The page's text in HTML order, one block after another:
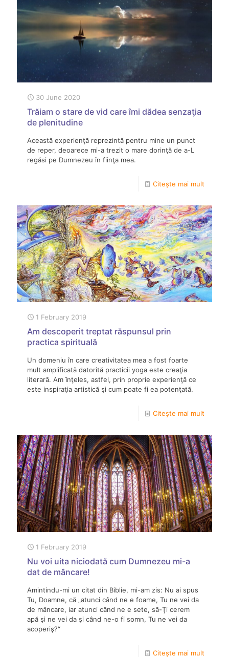
30 June 2020
Trăiam o stare de vid care îmi dădea senzaţia
de plenitudine
Această experienţă reprezintă pentru mine un punct
de reper, deoarece mi-a trezit o mare dorinţă de a-L
regăsi pe Dumnezeu în fiinţa mea.
Citește mai mult
1 February 2019
Am descoperit treptat răspunsul prin
practica spirituală
Un domeniu în care creativitatea mea a fost foarte
mult amplificată datorită practicii yoga este creaţia
literară. Am înţeles, astfel, prin proprie experienţă ce
este inspiraţia artistică şi cum poate fi ea potenţată.
Citește mai mult
1 February 2019
Nu voi uita niciodată cum Dumnezeu mi-a
dat de mâncare!
Amintindu-mi un citat din Biblie, mi-am zis: Nu ai spus
Tu, Doamne, că „atunci când ne e foame, Tu ne vei da
de mâncare, iar atunci când ne e sete, să-Ţi cerem
apă şi ne vei da şi când ne-o fi somn, Tu ne vei da
acoperiş?“
Citește mai mult